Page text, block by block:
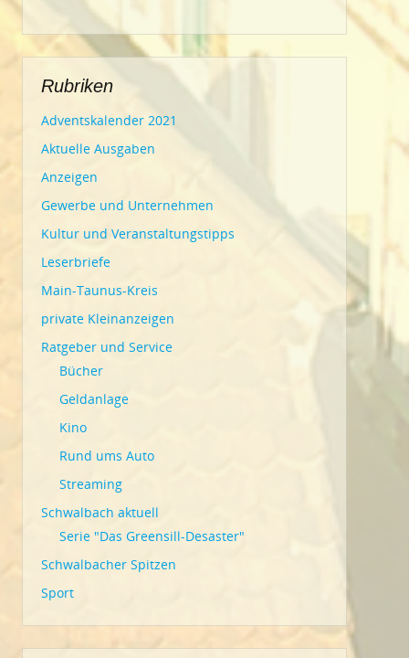
Rubriken
Adventskalender 2021
Aktuelle Ausgaben
Anzeigen
Gewerbe und Unternehmen
Kultur und Veranstaltungstipps
Leserbriefe
Main-Taunus-Kreis
private Kleinanzeigen
Ratgeber und Service
Bücher
Geldanlage
Kino
Rund ums Auto
Streaming
Schwalbach aktuell
Serie "Das Greensill-Desaster"
Schwalbacher Spitzen
Sport